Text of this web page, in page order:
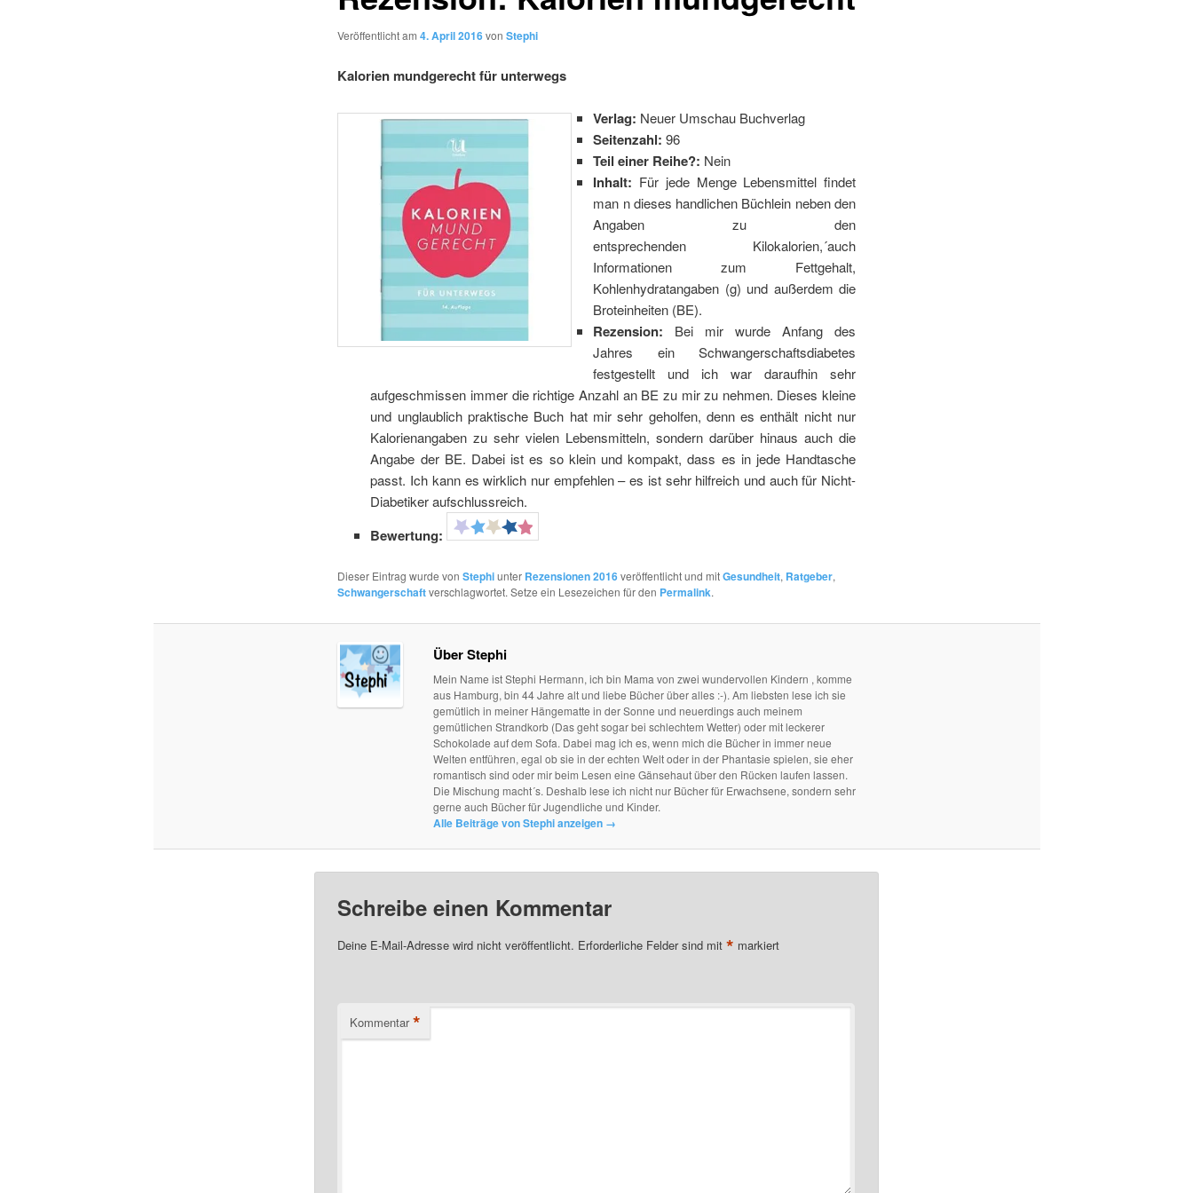
Veröffentlicht am 4. April 2016von Stephi
Kalorien mundgerecht für unterwegs
Verlag: Neuer Umschau Buchverlag
Seitenzahl: 96
Teil einer Reihe?: Nein
Inhalt: Für jede Menge Lebensmittel findet
man n dieses handlichen Büchlein neben den
Angaben zu den
entsprechenden Kilokalorien,´auch
Informationen zum Fettgehalt,
Kohlenhydratangaben (g) und außerdem die
Broteinheiten (BE).
Rezension: Bei mir wurde Anfang des
Jahres ein Schwangerschaftsdiabetes
festgestellt und ich war daraufhin sehr
aufgeschmissen immer die richtige Anzahl an BE zu mir zu nehmen. Dieses kleine
und unglaublich praktische Buch hat mir sehr geholfen, denn es enthält nicht nur
Kalorienangaben zu sehr vielen Lebensmitteln, sondern darüber hinaus auch die
Angabe der BE. Dabei ist es so klein und kompakt, dass es in jede Handtasche
passt. Ich kann es wirklich nur empfehlen – es ist sehr hilfreich und auch für Nicht-
Diabetiker aufschlussreich.
Bewertung:
Dieser Eintrag wurde von Stephiunter Rezensionen 2016veröffentlicht und mitGesundheit, Ratgeber,
Schwangerschaftverschlagwortet. Setze ein Lesezeichen für den Permalink.
Über Stephi
Mein Name ist Stephi Hermann, ich bin Mama von zwei wundervollen Kindern , komme
aus Hamburg, bin 44 Jahre alt und liebe Bücher über alles :-). Am liebsten lese ich sie
gemütlich in meiner Hängematte in der Sonne und neuerdings auch meinem
gemütlichen Strandkorb (Das geht sogar bei schlechtem Wetter) oder mit leckerer
Schokolade auf dem Sofa. Dabei mag ich es, wenn mich die Bücher in immer neue
Welten entführen, egal ob sie in der echten Welt oder in der Phantasie spielen, sie eher
romantisch sind oder mir beim Lesen eine Gänsehaut über den Rücken laufen lassen.
Die Mischung macht´s. Deshalb lese ich nicht nur Bücher für Erwachsene, sondern sehr
gerne auch Bücher für Jugendliche und Kinder.
Alle Beiträge von Stephi anzeigen →
Schreibe einen Kommentar
Deine E-Mail-Adresse wird nicht veröffentlicht. Erforderliche Felder sind mit * markiert
Kommentar *